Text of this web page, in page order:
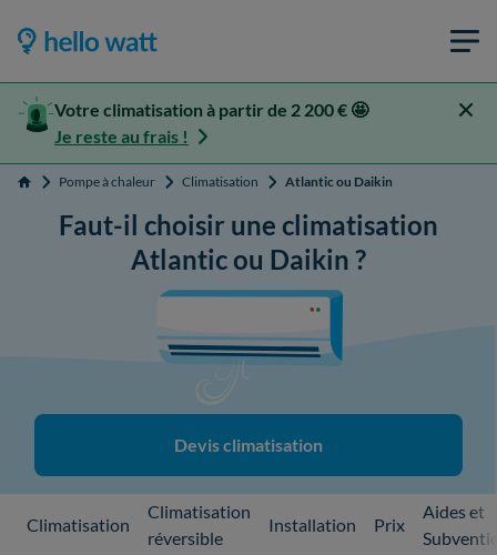
Votre climatisation à partir de 2 200 € 🤩
Je reste au frais !
Accueil Pompe à chaleur Climatisation Atlantic ou Daikin
Faut-il choisir une climatisation
Atlantic ou Daikin ?
Devis climatisation
Climatisation
Climatisation
réversible
Installation Prix
Aides et